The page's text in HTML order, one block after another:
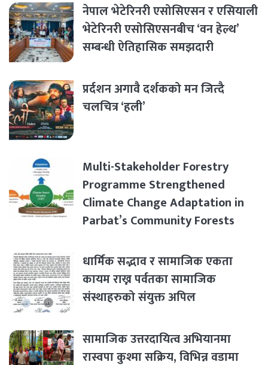
नेपाल भेटेरिनरी एसोसिएसन र एसियाली
भेटेरिनरी एसोसिएसनबीच ‘वन हेल्थ’
सम्बन्धी ऐतिहासिक समझदारी
प्रर्दशन अगावै दर्शकको मन जित्दै
चलचित्र ‘हली’
Multi-Stakeholder Forestry
Programme Strengthened
Climate Change Adaptation in
Parbat’s Community Forests
धार्मिक सद्भाव र सामाजिक एकता
कायम राख्न पर्वतका सामाजिक
संस्थाहरुको संयुक्त अपिल
सामाजिक उत्तरदायित्व अभियानमा
रास्वपा कुश्मा सक्रिय, विभिन्न वडामा